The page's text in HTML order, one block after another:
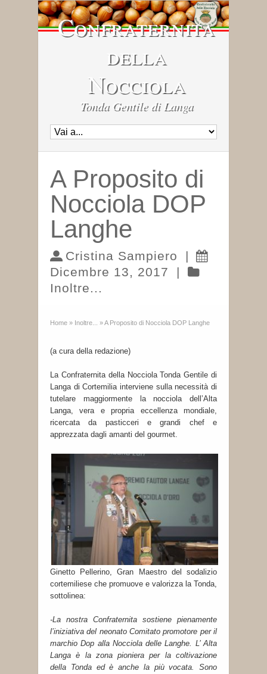
Confraternita
della
Nocciola
Tonda Gentile di Langa
A Proposito di
Nocciola DOP
Langhe
Cristina Sampiero
|
Dicembre 13, 2017
|
Inoltre...
Home » Inoltre... »A Proposito di Nocciola DOP Langhe
(a cura della redazione)
La Confraternita della Nocciola Tonda Gentile di
Langa di Cortemilia interviene sulla necessità di
tutelare maggiormente la nocciola dell’Alta
Langa, vera e propria eccellenza mondiale,
ricercata da pasticceri e grandi chef e
apprezzata dagli amanti del gourmet.
Ginetto Pellerino, Gran Maestro del sodalizio
cortemiliese che promuove e valorizza la Tonda,
sottolinea:
-La nostra Confraternita sostiene pienamente
l’iniziativa del neonato Comitato promotore per il
marchio Dop alla Nocciola delle Langhe. L’ Alta
Langa è la zona pioniera per la coltivazione
della Tonda ed è anche la più vocata. Sono